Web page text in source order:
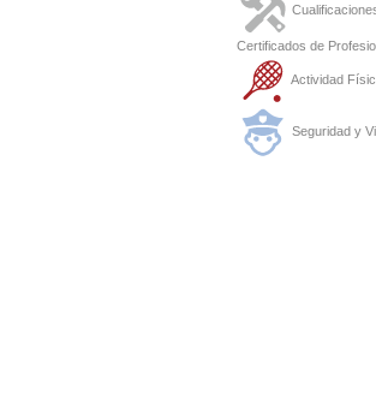
Certificados de
Actividad
Seguridad y